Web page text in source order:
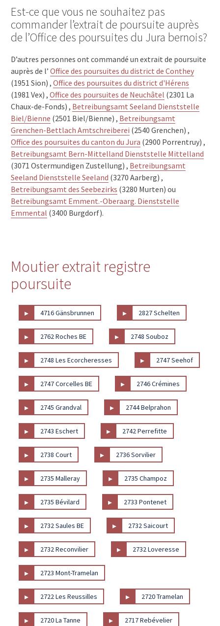
Est-ce que vous ne souhaitez pas
commander l’extrait de poursuite auprès
de l’Office des poursuites du Jura bernois?
D’autres personnes ont commandé un extrait de poursuite
auprès de l’Office des poursuites du district de Conthey
(1951 Sion) ,Office des poursuites du district d'Hérens
(1981 Vex) ,Office des poursuites de Neuchâtel (2301 La
Chaux-de-Fonds) , Betreibungsamt Seeland Dienststelle
Biel/Bienne (2501 Biel/Bienne) , Betreibungsamt
Grenchen-Bettlach Amtschreiberei (2540 Grenchen) ,
Office des poursuites du canton du Jura (2900 Porrentruy) ,
Betreibungsamt Bern-Mittelland Dienststelle Mittelland
(3071 Ostermundigen Zustellung) , Betreibungsamt
Seeland Dienststelle Seeland (3270 Aarberg) ,
Betreibungsamt des Seebezirks (3280 Murten) ou
Betreibungsamt Emment.-Oberaarg. Dienststelle
Emmental (3400 Burgdorf).
Moutier extrait registre
poursuite
▸ 4716 Gänsbrunnen ▸ 2827 Schelten
▸ 2762 Roches BE ▸ 2748 Souboz
▸ 2748 Les Ecorcheresses ▸ 2747 Seehof
▸ 2747 Corcelles BE ▸ 2746 Crémines
▸ 2745 Grandval ▸ 2744 Belprahon
▸ 2743 Eschert ▸ 2742 Perrefitte
▸ 2738 Court ▸ 2736 Sorvilier
▸ 2735 Malleray ▸ 2735 Champoz
▸ 2735 Bévilard ▸ 2733 Pontenet
▸ 2732 Saules BE ▸ 2732 Saicourt
▸ 2732 Reconvilier ▸ 2732 Loveresse
▸ 2723 Mont-Tramelan
▸ 2722 Les Reussilles ▸ 2720 Tramelan
▸ 2720 La Tanne ▸ 2717 Rebévelier